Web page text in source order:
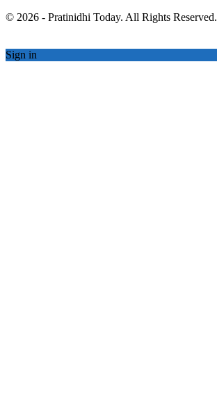
© 2026 - Pratinidhi Today. All Rights Reserved.
Sign in